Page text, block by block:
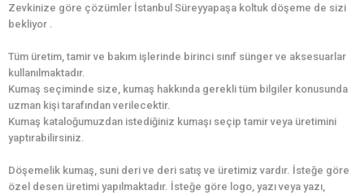
Zevkinize göre çözümler İstanbul Süreyyapaşa koltuk döşeme de sizi
bekliyor .
Tüm üretim, tamir ve bakım işlerinde birinci sınıf sünger ve aksesuarlar
kullanılmaktadır.
Kumaş seçiminde size, kumaş hakkında gerekli tüm bilgiler konusunda
uzman kişi tarafından verilecektir.
Kumaş kataloğumuzdan istediğiniz kumaşı seçip tamir veya üretimini
yaptırabilirsiniz.
Döşemelik kumaş, suni deri ve deri satış ve üretimiz vardır. İsteğe göre
özel desen üretimi yapılmaktadır. İsteğe göre logo, yazı veya yazı,